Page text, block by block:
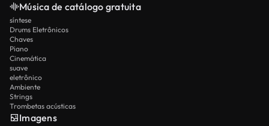
Música de catálogo gratuita
síntese
Drums Eletrônicos
Chaves
Piano
Cinemática
suave
eletrônico
Ambiente
Strings
Trombetas acústicas
Imagens